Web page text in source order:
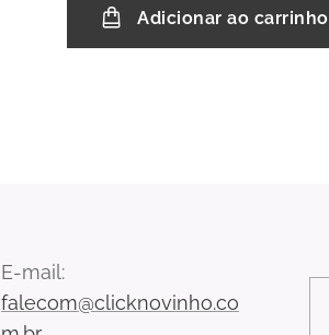
Adicionar ao carrinho
E-mail:
falecom@clicknovinho.co